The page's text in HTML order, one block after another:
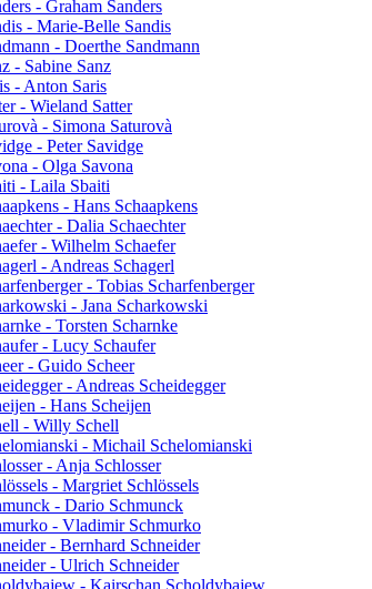
- Graham Sanders
- Marie-Belle Sandis
- Doerthe Sandmann
- Sabine Sanz
- Anton Saris
- Wieland Satter
- Simona Saturovà
- Peter Savidge
- Olga Savona
- Laila Sbaiti
- Hans Schaapkens
- Dalia Schaechter
- Wilhelm Schaefer
- Andreas Schagerl
- Tobias Scharfenberger
- Jana Scharkowski
- Torsten Scharnke
- Lucy Schaufer
- Guido Scheer
- Andreas Scheidegger
- Hans Scheijen
- Willy Schell
- Michail Schelomianski
- Anja Schlosser
- Margriet Schlössels
- Dario Schmunck
- Vladimir Schmurko
- Bernhard Schneider
- Ulrich Schneider